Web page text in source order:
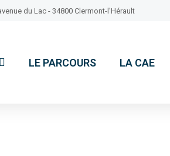
du Lac - 34800 Clermont-l'Hérault
LE PARCOURS LA CAE